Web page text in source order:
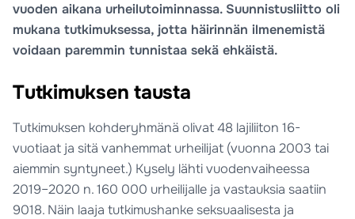
vuoden aikana urheilutoiminnassa. Suunnistusliitto oli
mukana tutkimuksessa, jotta häirinnän ilmenemistä
voidaan paremmin tunnistaa sekä ehkäistä.
Tutkimuksen tausta
Tutkimuksen kohderyhmänä olivat 48 lajiliiton 16-
vuotiaat ja sitä vanhemmat urheilijat (vuonna 2003 tai
aiemmin syntyneet.) Kysely lähti vuodenvaiheessa
2019–2020 n. 160 000 urheilijalle ja vastauksia saatiin
9018. Näin laaja tutkimushanke seksuaalisesta ja